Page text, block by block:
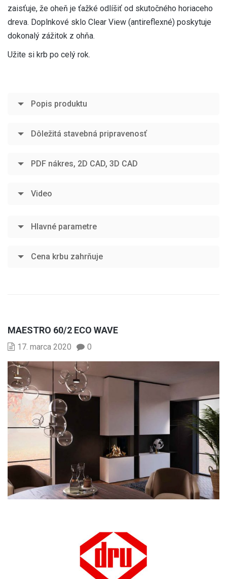
zaisťuje, že oheň je ťažké odlíšiť od skutočného horiaceho
dreva. Doplnkové sklo Clear View (antireflexné) poskytuje
dokonalý zážitok z ohňa.
Užite si krb po celý rok.
Popis produktu
Dôležitá stavebná pripravenosť
PDF nákres, 2D CAD, 3D CAD
Video
Hlavné parametre
Cena krbu zahrňuje
MAESTRO 60/2 ECO WAVE
17. marca 2020 0